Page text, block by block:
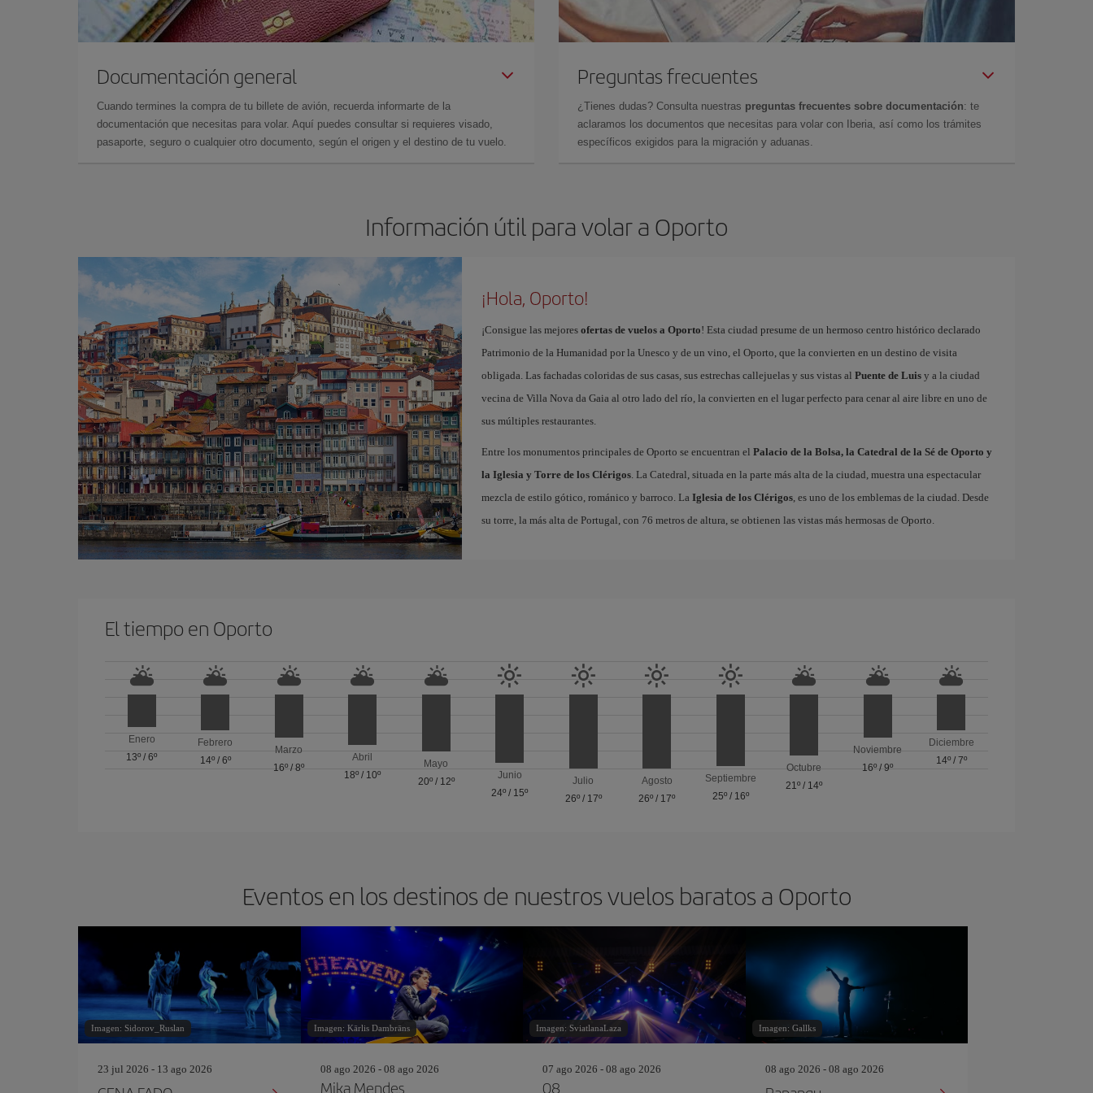
Documentación general
Cuando termines la compra de tu billete de avión, recuerda informarte de la
documentación que necesitas para volar. Aquí puedes consultar si requieres visado,
pasaporte, seguro o cualquier otro documento, según el origen y el destino de tu vuelo.
Preguntas frecuentes
¿Tienes dudas? Consulta nuestras preguntas frecuentes sobre documentación: te
aclaramos los documentos que necesitas para volar con Iberia, así como los trámites
específicos exigidos para la migración y aduanas.
Información útil para volar a Oporto
¡Hola, Oporto!
¡Consigue las mejores ofertas de vuelos a Oporto! Esta ciudad presume de un hermoso centro histórico declarado
Patrimonio de la Humanidad por la Unesco y de un vino, el Oporto, que la convierten en un destino de visita
obligada. Las fachadas coloridas de sus casas, sus estrechas callejuelas y sus vistas al Puente de Luisy a la ciudad
vecina de Villa Nova da Gaia al otro lado del río, la convierten en el lugar perfecto para cenar al aire libre en uno de
sus múltiples restaurantes.
Entre los monumentos principales de Oporto se encuentran el Palacio de la Bolsa, la Catedral de la Sé de Oporto y
la Iglesia y Torre de los Clérigos. La Catedral, situada en la parte más alta de la ciudad, muestra una espectacular
mezcla de estilo gótico, románico y barroco. La Iglesia de los Clérigos, es uno de los emblemas de la ciudad. Desde
su torre, la más alta de Portugal, con 76 metros de altura, se obtienen las vistas más hermosas de Oporto.
El tiempo en Oporto
Enero
13º /6º
Febrero
14º/ 6º
Marzo
16º /8º
Abril
18º / 10º
Mayo
20º/ 12º
Junio
24º / 15º
Julio
26º/ 17º
Agosto
26º / 17º
Septiembre
25º/ 16º
Octubre
21º / 14º
Noviembre
16º /9º
Diciembre
14º/ 7º
Eventos en los destinos de nuestros vuelos baratos a Oporto
Imagen: Sidorov_Ruslan
23 jul 2026 - 13 ago 2026
Imagen: Kārlis Dambrāns
08 ago 2026 - 08 ago 2026
Mika Mendes
Imagen: SviatlanaLaza
07 ago 2026 - 08 ago 2026
08
Imagen: Gallks
08 ago 2026 - 08 ago 2026